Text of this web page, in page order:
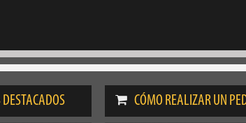
CÓMO REALIZAR UN